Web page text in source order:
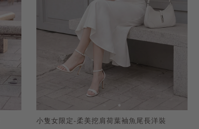
小隻女限定-柔美挖肩荷葉袖魚尾長洋裝